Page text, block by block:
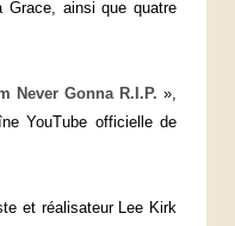
Grace, ainsi que quatre
Never Gonna R.I.P. »,
YouTube officielle de
et réalisateur Lee Kirk